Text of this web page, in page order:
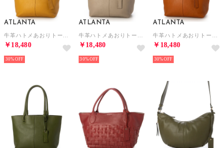
ATLANTA
￥18,480
30%
ATLANTA
￥18,480
30%
ATLANTA
￥18,480
30%